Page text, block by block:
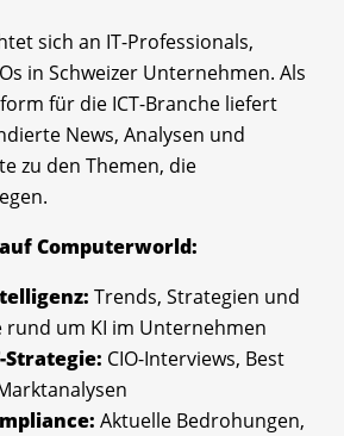
sich an IT-Professionals,
in Schweizer Unternehmen. Als
für die ICT-Branche liefert
News, Analysen und
zu den Themen, die
Computerworld:
Trends, Strategien und
rund um KI im Unternehmen
Strategie: CIO-Interviews, Best
Aktuelle Bedrohungen,